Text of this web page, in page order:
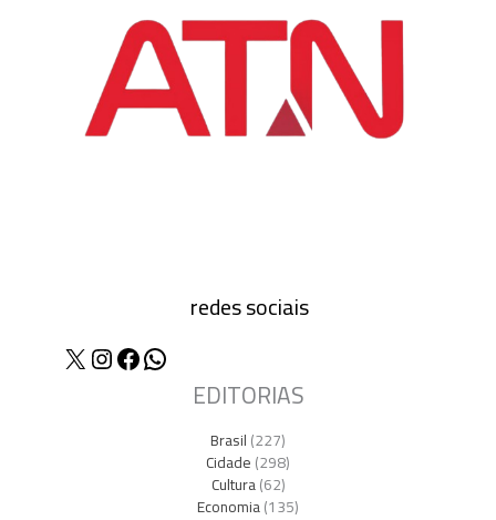
redes sociais
X Instagram
Facebook
WhatsApp
EDITORIAS
Brasil(227)
Cidade(298)
Cultura(62)
Economia(135)